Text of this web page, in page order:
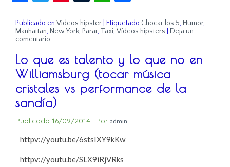
Publicado en Vídeos hipster Etiquetado Chocar los 5, Humor,
Manhattan, New York, Parar, Taxi,Vídeos hipsters
Deja un
comentario
Lo que es talento y lo que no en
Williamsburg (tocar música
cristales vs performance de la
sandía)
Publicado 16/09/2014 | Por admin
httpv://youtu.be/6stsIXY9kKw
httpv://youtu.be/SLX9iRjVRks